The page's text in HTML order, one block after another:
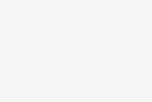
prawo do bycia zapomnianym) na
były zebrane lub w inny sposób
na przetwarzanie danych osobowych,
z prawem,
się z obowiązku wynikającego z
danych osobowych – na okres